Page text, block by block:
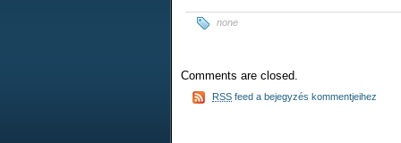
none
Comments are closed.
RSS feed a bejegyzés kommentjeihez